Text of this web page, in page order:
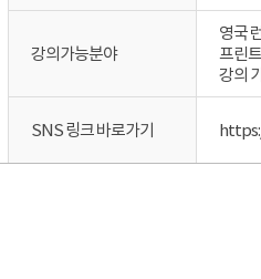
강의가능분야
영국
프린
강의
SNS 링크 바로가기